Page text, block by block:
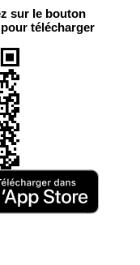
sur le bouton
télécharger